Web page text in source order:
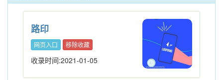
路印
网页入口 移除收藏
收录时间:2021-01-05